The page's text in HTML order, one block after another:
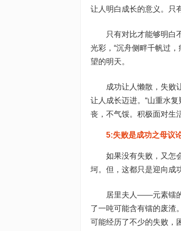
让人明白成长的意义。只
只有对比才能够明白
光彩，“沉舟侧畔千帆过
望的明天。
成功让人懒散，失败
让人成长迈进。“山重水
丧，不气馁。积极面对生
5:失败是成功之母议
如果没有失败，又怎
坷。但，这都只是迎向成
居里夫人——元素镭
了一吨可能含有镭的废渣
可能经历了不少的失败，